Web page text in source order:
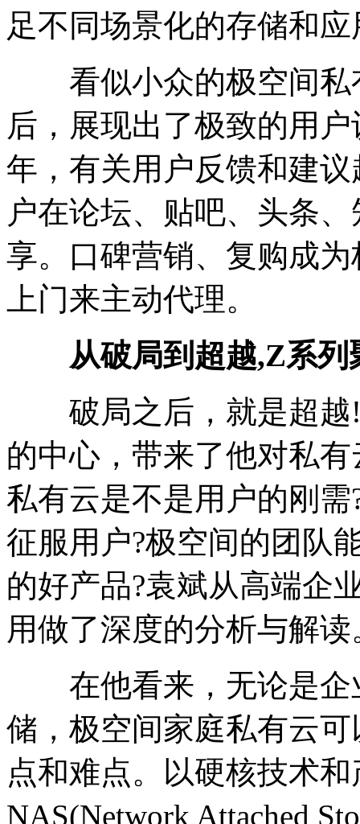
足不同场景化的存储和
看似小众的极空间私
后，展现出了极致的用
年，有关用户反馈和建
户在论坛、贴吧、头条
享。口碑营销、复购成
上门来主动代理。
从破局到超越,Z系列
破局之后，就是超越!
的中心，带来了他对私
私有云是不是用户的刚
征服用户?极空间的团队
的好产品?袁斌从高端企
用做了深度的分析与解读
在他看来，无论是企
储，极空间家庭私有云
点和难点。以硬核技术
NAS(Network Attached